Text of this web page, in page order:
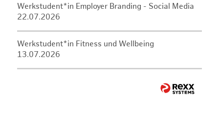
Werkstudent*in Employer Branding - Social Media
22.07.2026
Werkstudent*in Fitness und Wellbeing
13.07.2026